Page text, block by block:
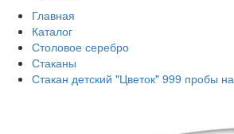
Главная
Каталог
Столовое серебро
Стаканы
Стакан детский "Цветок" 999 пробы